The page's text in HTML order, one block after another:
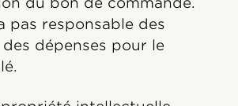
pas responsable des
dépenses pour le